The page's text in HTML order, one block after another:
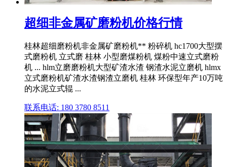
超细非金属矿磨粉机价格行情
桂林超细磨粉机非金属矿磨粉机** 粉碎机 hc1700大型摆
式磨粉机 立式磨 桂林 小型磨煤粉机 煤粉中速立式磨粉
机 ... hlm立磨磨粉机大型矿渣水渣 钢渣水泥立磨机 hlmx
立式磨粉机矿渣水渣钢渣立磨机 桂林 环保型年产10万吨
的水泥立式辊 ...
联系电话: 180 3780 8511